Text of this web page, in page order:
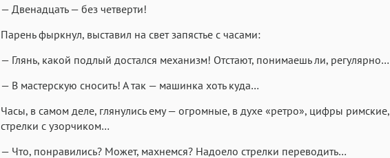
— Двенадцать — без четверти!
Парень фыркнул, выставил на свет запястье с часами:
— Глянь, какой подлый достался механизм! Отстают, понимаешь ли, регулярно…
— В мастерскую сносить! А так — машинка хоть куда…
Часы, в самом деле, глянулись ему — огромные, в духе «ретро», цифры римские,
стрелки с узорчиком…
— Что, понравились? Может, махнемся? Надоело стрелки переводить…